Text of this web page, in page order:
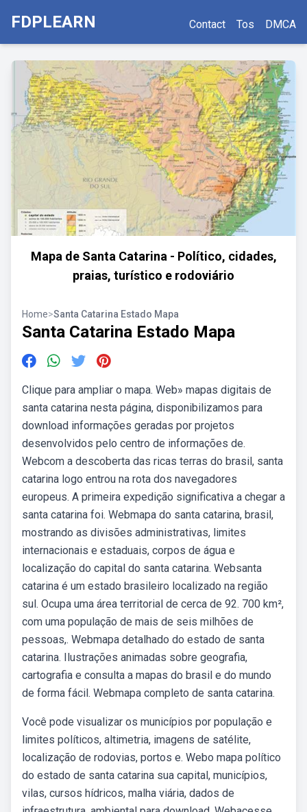
FDPLEARN Contact Tos DMCA
Mapa de Santa Catarina - Político, cidades,
praias, turístico e rodoviário
Home>Santa Catarina Estado Mapa
Santa Catarina Estado Mapa
Clique para ampliar o mapa. Web» mapas digitais de
santa catarina nesta página, disponibilizamos para
download informações geradas por projetos
desenvolvidos pelo centro de informações de.
Webcom a descoberta das ricas terras do brasil, santa
catarina logo entrou na rota dos navegadores
europeus. A primeira expedição significativa a chegar a
santa catarina foi. Webmapa do santa catarina, brasil,
mostrando as divisões administrativas, limites
internacionais e estaduais, corpos de água e
localização do capital do santa catarina. Websanta
catarina é um estado brasileiro localizado na região
sul. Ocupa uma área territorial de cerca de 92. 700 km²,
com uma população de mais de seis milhões de
pessoas,. Webmapa detalhado do estado de santa
catarina. Ilustrações animadas sobre geografia,
cartografia e consulta a mapas do brasil e do mundo
de forma fácil. Webmapa completo de santa catarina.
Você pode visualizar os municípios por população e
limites políticos, altimetria, imagens de satélite,
localização de rodovias, portos e. Webo mapa político
do estado de santa catarina sua capital, municípios,
vilas, cursos hídricos, malha viária, dados de